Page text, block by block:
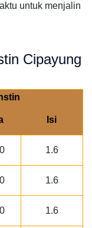
untuk menjalin
Cipayung
Isi
1.6
1.6
1.6